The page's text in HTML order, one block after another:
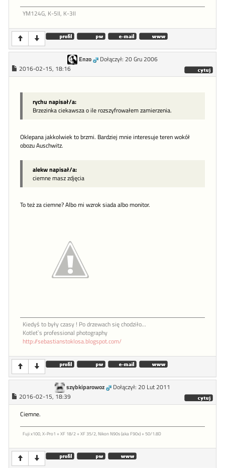
YM124G, K-5II, K-3II
Enzo
Dołączył: 20 Gru 2006
2016-02-15, 18:16
rychu napisał/a:
Brzezinka ciekawsza o ile rozszyfrowałem zamierzenia.
Oklepana jakkolwiek to brzmi. Bardziej mnie interesuje teren wokół
obozu Auschwitz.
alekw napisał/a:
ciemne masz zdjęcia
To też za ciemne? Albo mi wzrok siada albo monitor.
Kiedyś to były czasy ! Po drzewach się chodziło...
Kotlet`s professional photography
http://sebastianstoklosa.blogspot.com/
szybkiparowoz
Dołączył: 20 Lut 2011
2016-02-15, 18:39
Ciemne.
Fuji x100, X-Pro1 + XF 18/2 + XF 35/2, Nikon N90s (aka F90x) + 50/1.8D